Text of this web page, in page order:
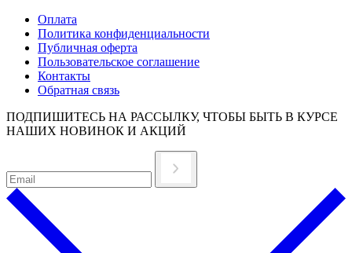
Оплата
Политика конфиденциальности
Публичная оферта
Пользовательское соглашение
Контакты
Обратная связь
ПОДПИШИТЕСЬ НА РАССЫЛКУ, ЧТОБЫ БЫТЬ В КУРСЕ
НАШИХ НОВИНОК И АКЦИЙ